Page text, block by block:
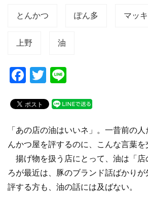
とんかつ ぽん多 マッ
上野 油
F
c
e
b
o
o
k
T
tt
er
e
「あの店の油はいいネ」。一昔前の
んかつ屋を評するのに、こんな言葉を
揚げ物を扱う店にとって、油は「店
ろが最近は、豚のブランド話ばかり
評する方も、油の話には及ばない。